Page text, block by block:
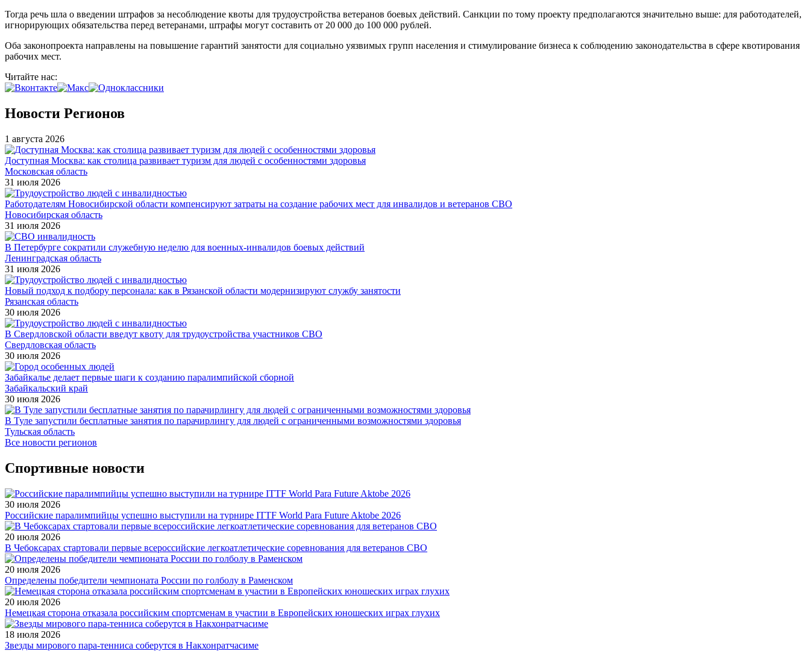
Тогда речь шла о введении штрафов за несоблюдение квоты для трудоустройства ветеранов боевых действий. Санкции по тому проекту предполагаются значительно выше: для работодателей,
игнорирующих обязательства перед ветеранами, штрафы могут составить от 20 000 до 100 000 рублей.
Оба законопроекта направлены на повышение гарантий занятости для социально уязвимых групп населения и стимулирование бизнеса к соблюдению законодательства в сфере квотирования
рабочих мест.
Читайте нас:
Новости Регионов
1 августа 2026
Доступная Москва: как столица развивает туризм для людей с особенностями здоровья
Московская область
31 июля 2026
Работодателям Новосибирской области компенсируют затраты на создание рабочих мест для инвалидов и ветеранов СВО
Новосибирская область
31 июля 2026
В Петербурге сократили служебную неделю для военных-инвалидов боевых действий
Ленинградская область
31 июля 2026
Новый подход к подбору персонала: как в Рязанской области модернизируют службу занятости
Рязанская область
30 июля 2026
В Свердловской области введут квоту для трудоустройства участников СВО
Свердловская область
30 июля 2026
Забайкалье делает первые шаги к созданию паралимпийской сборной
Забайкальский край
30 июля 2026
В Туле запустили бесплатные занятия по парачирлингу для людей с ограниченными возможностями здоровья
Тульская область
Все новости регионов
Спортивные новости
30 июля 2026
Российские паралимпийцы успешно выступили на турнире ITTF World Para Future Aktobe 2026
20 июля 2026
В Чебоксарах стартовали первые всероссийские легкоатлетические соревнования для ветеранов СВО
20 июля 2026
Определены победители чемпионата России по голболу в Раменском
20 июля 2026
Немецкая сторона отказала российским спортсменам в участии в Европейских юношеских играх глухих
18 июля 2026
Звезды мирового пара-тенниса соберутся в Накхонратчасиме